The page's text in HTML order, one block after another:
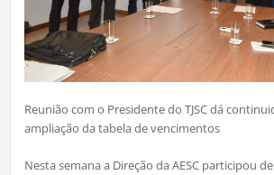
Reunião com o Presidente do TJSC dá
ampliação da tabela de vencimentos
Nesta semana a Direção da AESC participou